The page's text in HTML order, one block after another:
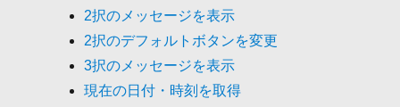
2択のメッセージを表示
2択のデフォルトボタンを変更
3択のメッセージを表示
現在の日付・時刻を取得